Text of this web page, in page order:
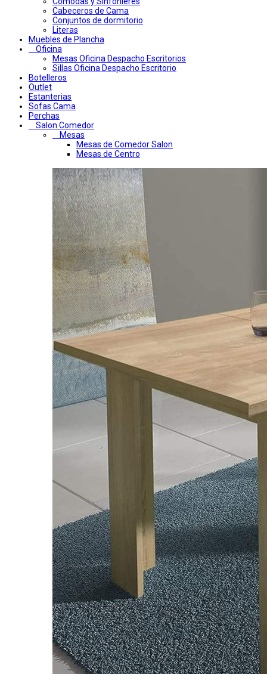
Cabeceros de Cama
Conjuntos de dormitorio
Literas
Muebles de Plancha
Oficina
Mesas Oficina Despacho Escritorios
Sillas Oficina Despacho Escritorio
Botelleros
Outlet
Estanterias
Sofas Cama
Perchas
Salon Comedor
Mesas
Mesas de Comedor Salon
Mesas de Centro